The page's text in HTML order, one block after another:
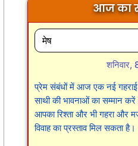
आज का
शनिवार,
प्रेम संबंधों में आज एक नई
साथी की भावनाओं का सम्मान
आपका रिश्ता और भी गहरा और
विवाह का प्रस्ताव मिल सकता है।